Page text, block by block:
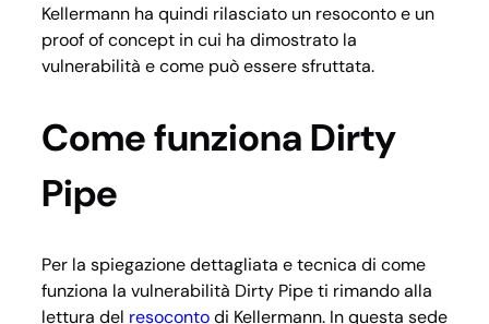
Kellermann ha quindi rilasciato un resoconto e un
proof of concept in cui ha dimostrato la
vulnerabilità e come può essere sfruttata.
Come funziona Dirty
Pipe
Per la spiegazione dettagliata e tecnica di come
funziona la vulnerabilità Dirty Pipe ti rimando alla
lettura del resocontodi Kellermann. In questa sede